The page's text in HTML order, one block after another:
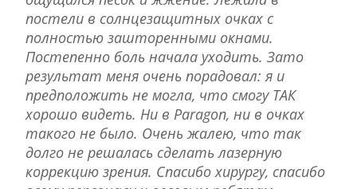
постели в солнцезащитных очках с
полностью зашторенными окнами.
Постепенно боль начала уходить. Зато
результат меня очень порадовал: я и
предположить не могла, что смогу ТАК
хорошо видеть. Ни в Paragon, ни в очках
такого не было. Очень жалею, что так
долго не решалась сделать лазерную
коррекцию зрения. Спасибо хирургу, спасибо